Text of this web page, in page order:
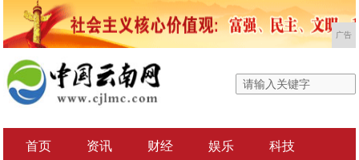
广告
首页 资讯 财经 娱乐 科技